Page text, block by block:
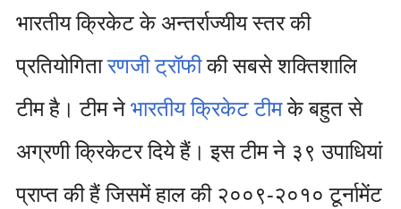
भारतीय क्रिकेट के अन्तर्राज्यीय स्तर की
प्रतियोगितारणजी ट्रॉफीकी सबसे शक्तिशालि
टीम है। टीम नेभारतीय क्रिकेट टीमके बहुत से
अग्रणी क्रिकेटर दिये हैं। इस टीम ने ३९ उपाधियां
प्राप्त की हैं जिसमें हाल की २००९-२०१० टूर्नामेंट